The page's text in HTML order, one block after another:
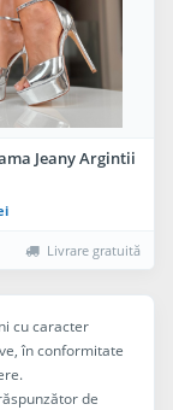
Jeany Argintii
Livrare gratuită
cu caracter
în conformitate
de